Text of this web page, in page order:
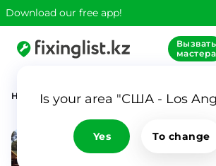
Download our free app!
Вызвать
мастера
Is your area "США - Los
Yes To change
Home Catalog Борис
7896 Борис